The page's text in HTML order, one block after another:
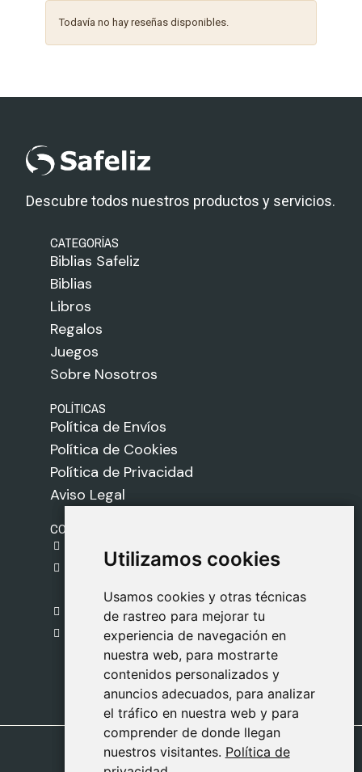
Utilizamos cookies
Usamos cookies y otras técnicas
de rastreo para mejorar tu
experiencia de navegación en
nuestra web, para mostrarte
contenidos personalizados y
anuncios adecuados, para analizar
el tráfico en nuestra web y para
comprender de donde llegan
nuestros visitantes. Política de
Utilizamos cookies
Usamos cookies y otras técnicas
de rastreo para mejorar tu
experiencia de navegación en
nuestra web, para mostrarte
contenidos personalizados y
anuncios adecuados, para analizar
el tráfico en nuestra web y para
comprender de donde llegan
nuestros visitantes. Política de
Todavía no hay reseñas disponibles.
Descubre todos nuestros productos y servicios.
CATEGORÍAS
Biblias Safeliz
Biblias
Libros
Regalos
Juegos
Sobre Nosotros
POLÍTICAS
Política de Envíos
Política de Cookies
Política de Privacidad
Aviso Legal
CONTACTO
C. del Pradillo, 6, 28770 Colmenar Viejo,
Madrid
918 459 877
Lunes a Viernes
09:00 - 13:00